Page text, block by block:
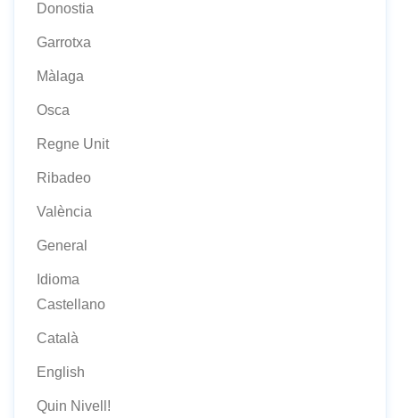
Donostia
Garrotxa
Màlaga
Osca
Regne Unit
Ribadeo
València
General
Idioma
Castellano
Català
English
Quin Nivell!